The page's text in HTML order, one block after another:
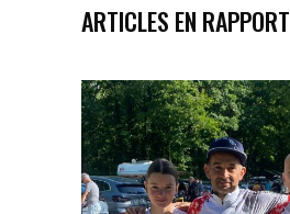
ARTICLES EN RAPPORT